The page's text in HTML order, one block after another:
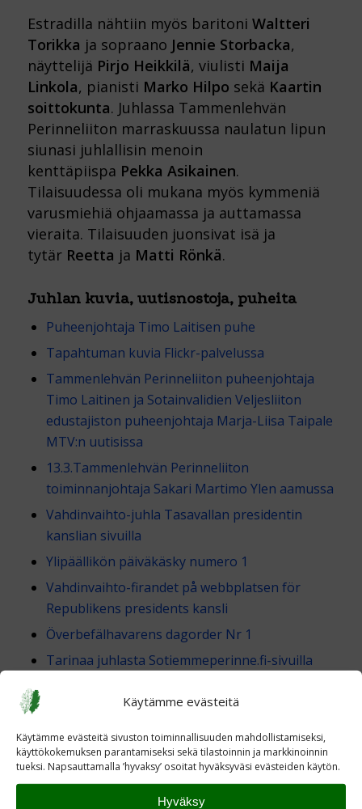
Käytämme evästeitä
Käytämme evästeitä sivuston toiminnallisuuden mahdollistamiseksi,
käyttökokemuksen parantamiseksi sekä tilastoinnin ja markkinoinnin
tueksi. Napsauttamalla ’hyvaksy’ osoitat hyväksyväsi evästeiden käytön.
Hyväksy
Estradilla nähtiin myös baritoni Waltteri
Torikka ja sopraano Jennie Storbacka,
näyttelijä Pirjo Heikkilä, viulisti Maija
Linkola, pianisti Marko Hilpo sekä Kaartin
soittokunta. Juhlassa Tammenlehvän
Perinneliiton marraskuussa naulatun lipun
siunasi juhlallisin menoin
kenttäpiispa Pekka Asikainen.
Tilaisuudessa oli mukana myös kymmeniä
varusmiehiä ohjaamassa ja auttamassa
vieraita. Tilaisuuden juonsivat isä ja
tytär Reetta ja Matti Rönkä.
Juhlan kuvia, uutisnostoja, puheita
Puheenjohtaja Timo Laitisen puhe
Tapahtuman kuvia Flickr-palvelussa
Tammenlehvän Perinneliiton puheenjohtaja
Timo Laitinen ja Sotainvalidien Veljesliiton
edustajiston puheenjohtaja Marja-Liisa Taipale
MTV:n uutisissa
13.3.Tammenlehvän Perinneliiton
toiminnanjohtaja Sakari Martimo Ylen aamussa
Vahdinvaihto-juhla Tasavallan presidentin
kanslian sivuilla
Ylipäällikön päiväkäsky numero 1
Vahdinvaihto-firandet på webbplatsen för
Republikens presidents kansli
Överbefälhavarens dagorder Nr 1
Tarinaa juhlasta Sotiemmeperinne.fi-sivuilla
8.8.2025
TAGS: Etusivu